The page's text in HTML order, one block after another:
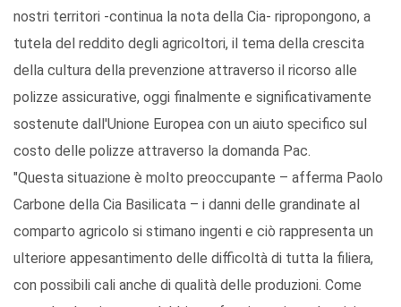
nostri territori -continua la nota della Cia- ripropongono, a
tutela del reddito degli agricoltori, il tema della crescita
della cultura della prevenzione attraverso il ricorso alle
polizze assicurative, oggi finalmente e significativamente
sostenute dall'Unione Europea con un aiuto specifico sul
costo delle polizze attraverso la domanda Pac.
"Questa situazione è molto preoccupante – afferma Paolo
Carbone della Cia Basilicata – i danni delle grandinate al
comparto agricolo si stimano ingenti e ciò rappresenta un
ulteriore appesantimento delle difficoltà di tutta la filiera,
con possibili cali anche di qualità delle produzioni. Come